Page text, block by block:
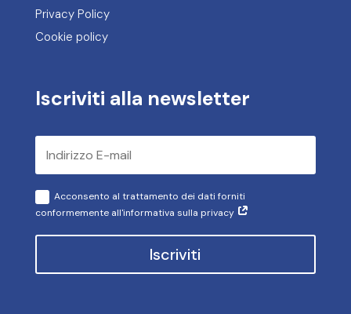
Privacy Policy
Cookie policy
Iscriviti alla newsletter
Acconsento al trattamento dei dati forniti
conformemente all'informativa sulla privacy
Iscriviti